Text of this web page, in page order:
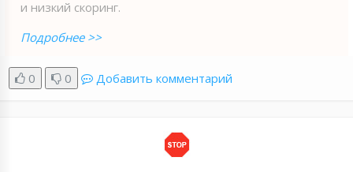
и низкий скоринг.
Подробнее >>
0 0 Добавить комментарий